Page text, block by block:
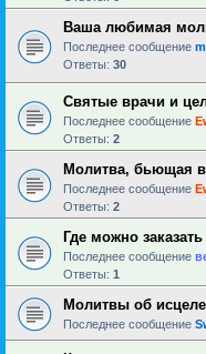
Ваша любимая
Последнее сообщение
Ответы: 30
Святые врачи и
Последнее сообщение
Ответы: 2
Молитва, бьющая в
Последнее сообщение
Ответы: 2
Где можно
Последнее сообщение
Ответы: 1
Молитвы об
Последнее сообщение